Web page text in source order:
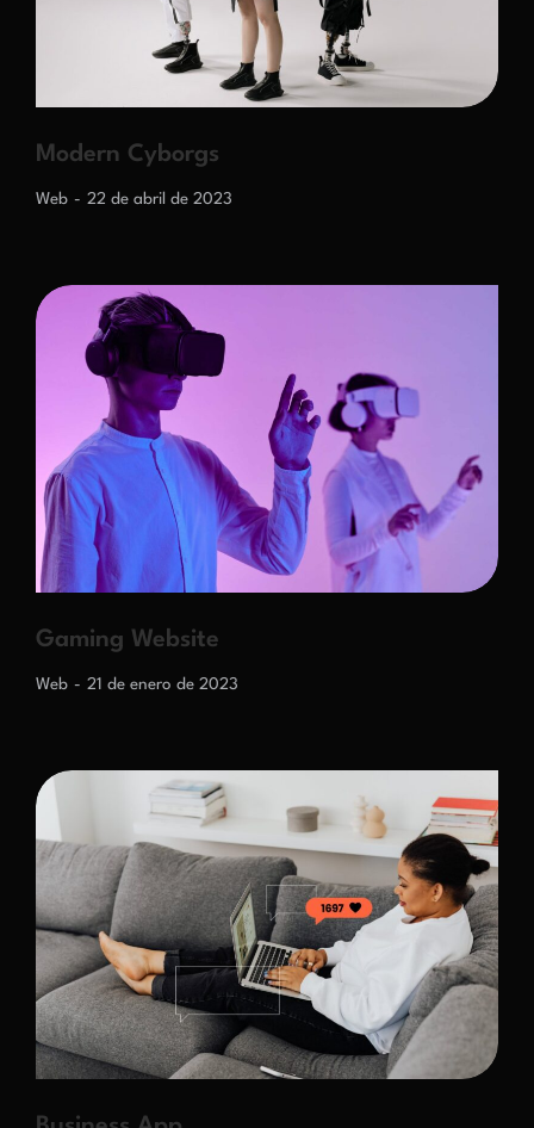
Modern Cyborgs
Web 22 de abril de 2023
Gaming Website
Web 21 de enero de 2023